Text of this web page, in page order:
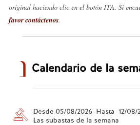
original haciendo clic en el botón ITA. Si
favor contáctenos.
Calendario de la
Desde 05/08/2026 Hasta 12/08/
Las subastas de la semana